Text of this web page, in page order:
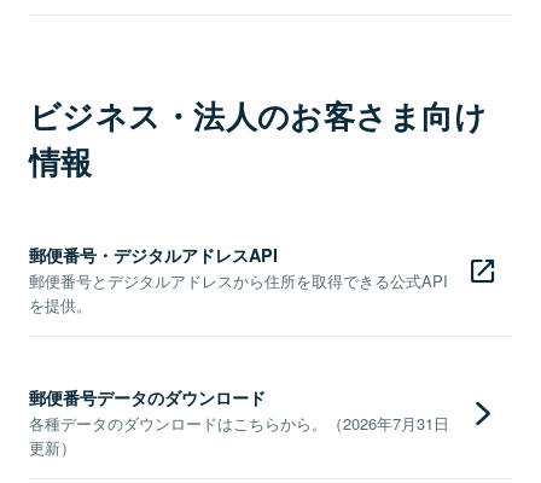
ビジネス・法人のお客さま向け
情報
郵便番号・デジタルアドレスAPI
郵便番号とデジタルアドレスから住所を取得できる公式API
を提供。
郵便番号データのダウンロード
各種データのダウンロードはこちらから。（2026年7月31日
更新）